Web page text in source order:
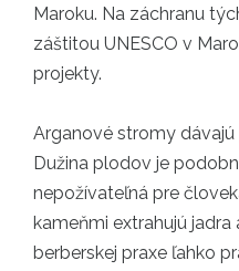
Maroku. Na záchranu
záštitou UNESCO v
projekty.
Arganové stromy
Dužina plodov je
nepožívateľná pre
kameňmi extrahujú
berberskej praxe ľahko